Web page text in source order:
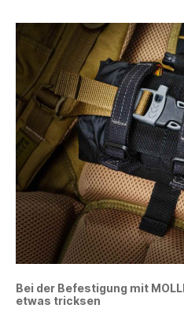
Bei der Befestigung mit
etwas tricksen